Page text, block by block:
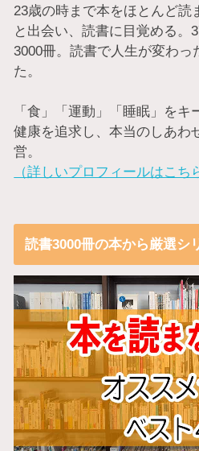
23歳の時まで本をほとんど読
と出会い、読書に目覚める。
3000冊。読書で人生が変わ
た。
「食」「運動」「睡眠」を
健康を追求し、本当のしあわ
営。
（詳しいプロフィールはこち
読書3000冊の本から厳選シ